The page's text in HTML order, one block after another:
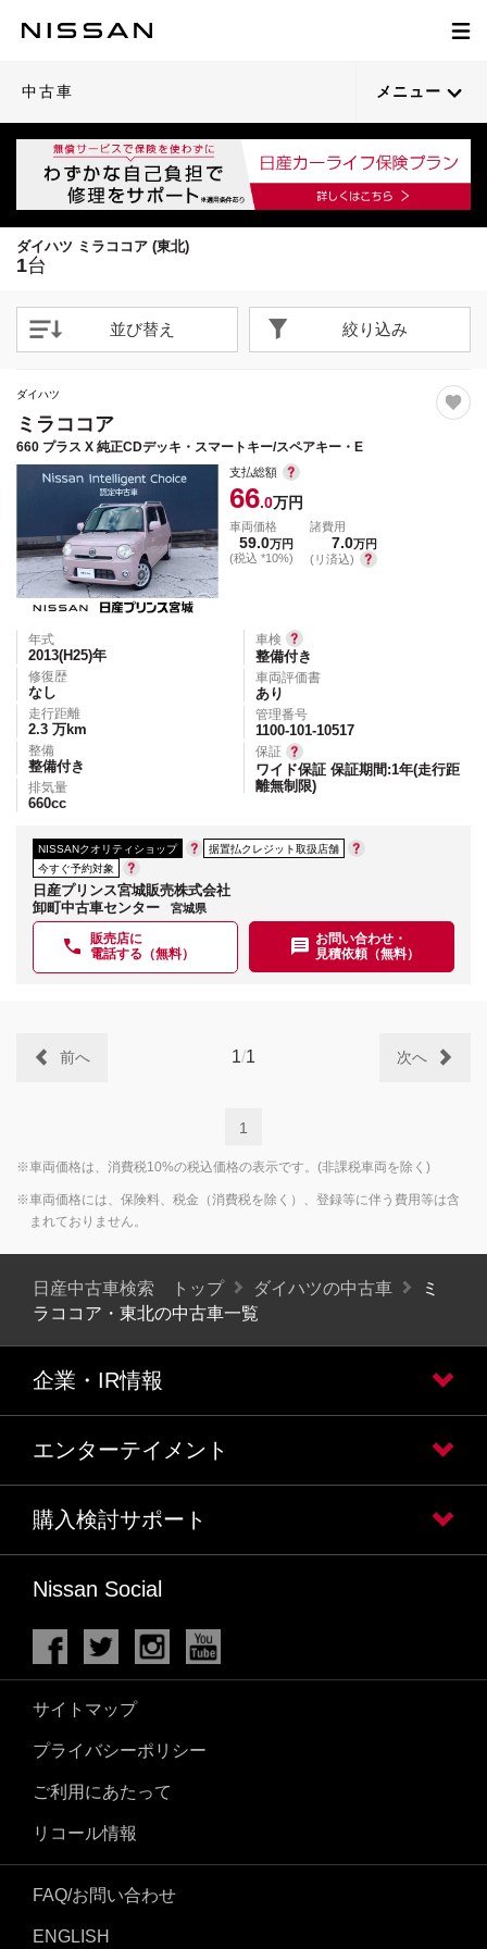
中古車 メニュー
ダイハツ ミラココア (東北)
1台
並び替え 絞り込み
23
閉じる
ダイハツ
ミラココア
660 プラス X 純正CDデッキ・スマートキー/スペアキー・E
支払総額
66.0万円
車両価格
59.0万円
(税込 *10%)
諸費用
7.0万円
(リ済込)
年式
2013(H25)年
修復歴
なし
走行距離
2.3 万km
整備
整備付き
排気量
660cc
車検
整備付き
車両評価書
あり
管理番号
1100-101-10517
保証
ワイド保証 保証期間:1年(走行距
離無制限)
NISSANクオリティショップ
据置払クレジット取扱店舗
今すぐ予約対象
日産プリンス宮城販売株式会社
卸町中古車センター
宮城県
販売店に
電話する（無料）
お問い合わせ・
見積依頼（無料）
1/1
前へ 次へ
1
※車両価格は、消費税10%の税込価格の表示です。(非課税車両を除く)
※車両価格には、保険料、税金（消費税を除く）、登録等に伴う費用等は含
まれておりません。
日産中古車検索 トップ ダイハツの中古車
ミ
ラココア・東北の中古車一覧
企業・IR情報
エンターテイメント
購入検討サポート
Nissan Social
サイトマップ
プライバシーポリシー
ご利用にあたって
リコール情報
FAQ/お問い合わせ
ENGLISH